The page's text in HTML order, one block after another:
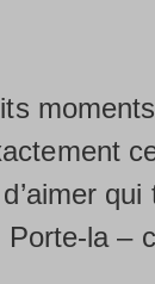
Porte-la –